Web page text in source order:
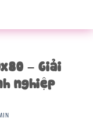
– Giải
nghiệp